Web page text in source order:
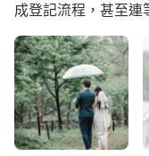
成登記流程，甚至連